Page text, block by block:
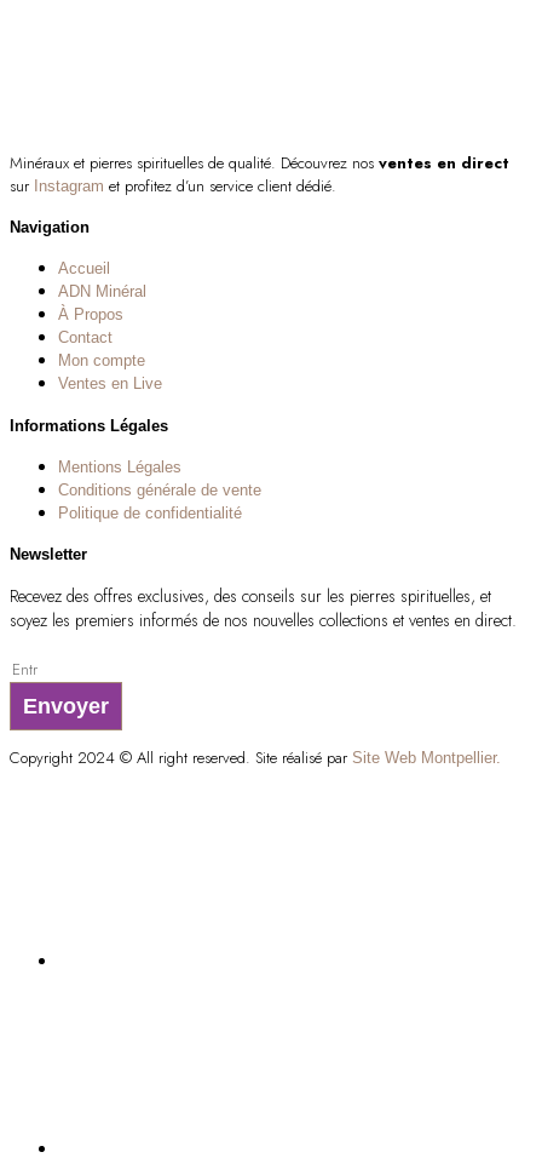
Minéraux et pierres spirituelles de qualité. Découvrez nos ventes en direct
sur Instagram et profitez d’un service client dédié.
Navigation
Accueil
ADN Minéral
À Propos
Contact
Mon compte
Ventes en Live
Informations Légales
Mentions Légales
Conditions générale de vente
Politique de confidentialité
Newsletter
Recevez des offres exclusives, des conseils sur les pierres spirituelles, et
soyez les premiers informés de nos nouvelles collections et ventes en direct.
Envoyer
Copyright 2024 © All right reserved. Site réalisé par Site Web Montpellier.